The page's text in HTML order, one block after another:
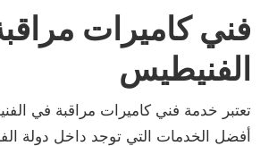
فني كاميرات
الفنيطيس
تعتبر خدمة فني كاميرات مراقبة في
أفضل الخدمات التي توجد داخل دولة